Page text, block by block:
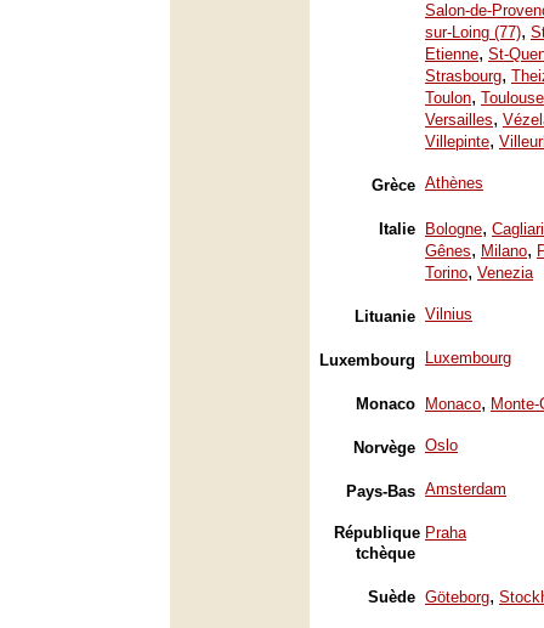
Salon-de-
sur-Loing (77),
Etienne, St-
Strasbourg,
Toulon, Toulouse
Versailles,
Villepinte,
Grèce Athènes
Italie Bologne, Cagliari
Gênes, Milano,
Torino, Venezia
Lituanie Vilnius
Luxembourg Luxembourg
Monaco Monaco, Monte-
Norvège Oslo
Pays-Bas Amsterdam
République
tchèque
Praha
Suède Göteborg,